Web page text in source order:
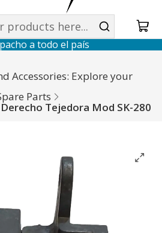
a todo el país
Accessories: Explore your
Parts
Tejedora Mod SK-280